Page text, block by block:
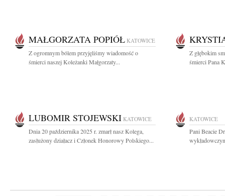
MAŁGORZATA POPIÓŁ KATOWICE
Z ogromnym bólem przyjęliśmy wiadomość o
śmierci naszej Koleżanki Małgorzaty...
Z głębokim
śmierci Pana
LUBOMIR STOJEWSKI KATOWICE
Dnia 20 października 2025 r. zmarł nasz Kolega,
zasłużony działacz i Członek Honorowy Polskiego...
KATOWICE
Pani Beacie